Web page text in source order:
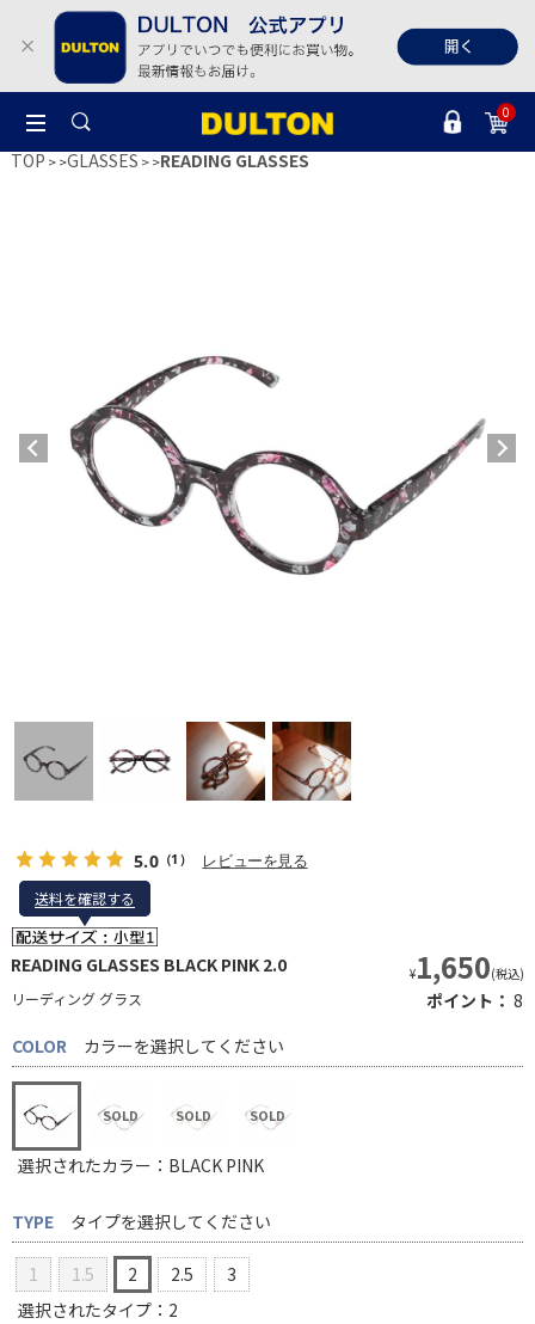
0
TOP >GLASSES >READING GLASSES
5.0（1） レビューを見る
送料を確認する
送料を確認する
READING GLASSES BLACK PINK 2.0
リーディング グラス
¥1,650(税込)
ポイント： 8
COLOR
カラーを選択してください
選択されたカラー：BLACK PINK
TYPE タイプを選択してください
1 1.5 2 2.5
3
選択されたタイプ：2